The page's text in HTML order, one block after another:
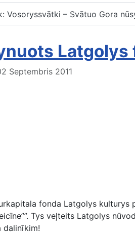
Vosoryssvātki – Svātuo Gora
Septembris 2011
fonda Latgolys kulturys
Tys veļteits Latgolys
dalinīkim!